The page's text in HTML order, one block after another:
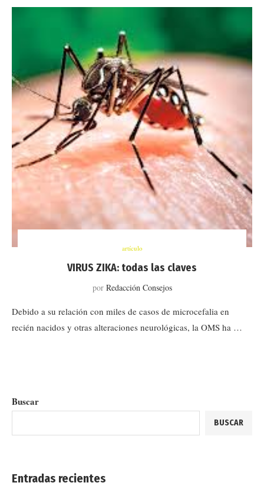
artículo
VIRUS ZIKA: todas las claves
por Redacción Consejos
Debido a su relación con miles de casos de microcefalia en
recién nacidos y otras alteraciones neurológicas, la OMS ha …
Buscar
BUSCAR
Entradas recientes